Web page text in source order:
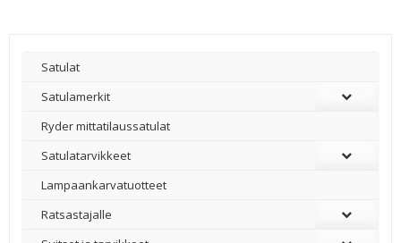
Satulat
Satulamerkit
Ryder mittatilaussatulat
Satulatarvikkeet
–
Lampaankarvatuotteet
Ratsastajalle